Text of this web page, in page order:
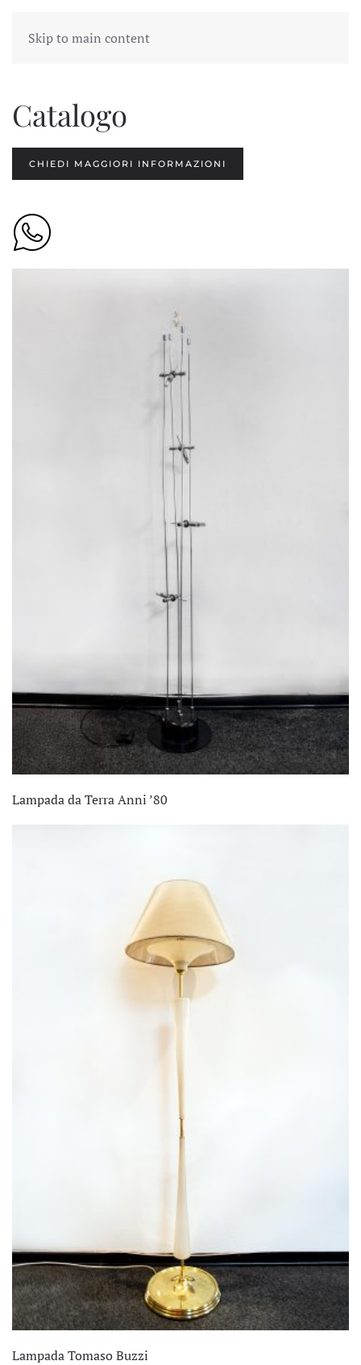
Skip to main content
Catalogo
CHIEDI MAGGIORI INFORMAZIONI
Lampada da Terra Anni ’80
Lampada Tomaso Buzzi